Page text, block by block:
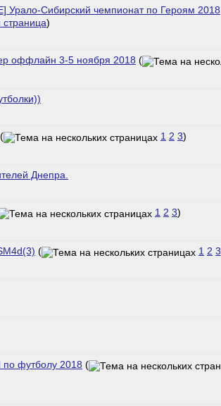
Сибирский чемпионат по Героям 2018
страница)
оффлайн 3-5 ноября 2018 (
( 1 2 3)
Днепра.
1 2 3)
( 1 2 3
по футболу 2018 (